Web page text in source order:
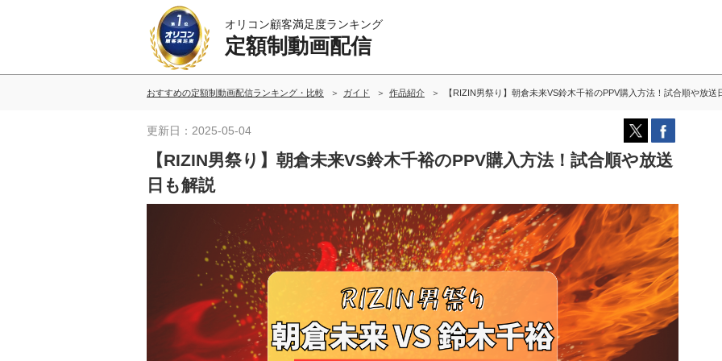
オリコン顧客満足度ランキング
定額制動画配信
おすすめの定額制動画配信ランキング・比較 ガイド 作品紹介 【RIZIN男祭り】朝倉未来VS鈴木千裕のPPV購入方法！試合順や放送
更新日：2025-05-04
【RIZIN男祭り】朝倉未来VS鈴木千裕のPPV購入方法！試合順や放送
日も解説